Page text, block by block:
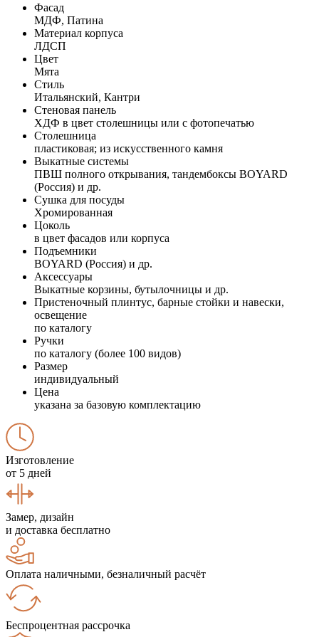
Фасад
МДФ, Патина
Материал корпуса
ЛДСП
Цвет
Мята
Стиль
Итальянский, Кантри
Стеновая панель
ХДФ в цвет столешницы или с фотопечатью
Столешница
пластиковая; из искусственного камня
Выкатные системы
ПВШ полного открывания, тандембоксы BOYARD
(Россия) и др.
Сушка для посуды
Хромированная
Цоколь
в цвет фасадов или корпуса
Подъемники
BOYARD (Россия) и др.
Аксессуары
Выкатные корзины, бутылочницы и др.
Пристеночный плинтус, барные стойки и навески,
освещение
по каталогу
Ручки
по каталогу (более 100 видов)
Размер
индивидуальный
Цена
указана за базовую комплектацию
Изготовление
от 5 дней
Замер, дизайн
и доставка бесплатно
Оплата наличными, безналичный расчёт
Беспроцентная рассрочка